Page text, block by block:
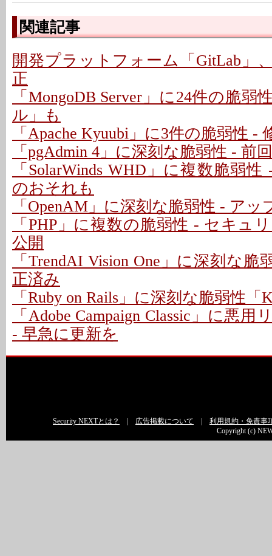
関連記事
開発プラットフォーム「GitLab」
正
「MongoDB Server」に24件の脆
ル」も
「Apache Kyuubi」に3件の脆弱性 -
「pgAdmin 4」に深刻な脆弱性 - 前
「SolarWinds WHD」に複数脆弱
のおそれも
「OpenAM」に深刻な脆弱性 - ア
「PHP」に複数の脆弱性 - セキュ
公開
「TrendAI Vision One」に深刻な脆
正済み
「Ruby on Rails」に深刻な脆弱性「
「Adobe Campaign Classic」に悪
- 早急に更新を
Security NEXTとは？ 広告掲載について
利用規約・免責事
Copyright (c)